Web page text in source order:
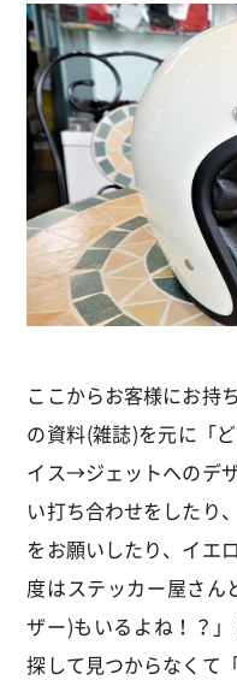
ここからお客様にお持
の資料(雑誌)を元に「
イス→ジェットへのデ
い打ち合わせをしたり
をお願いしたり、イエ
度はステッカー屋さん
ザー)もいるよね！？
探して見つからなくて